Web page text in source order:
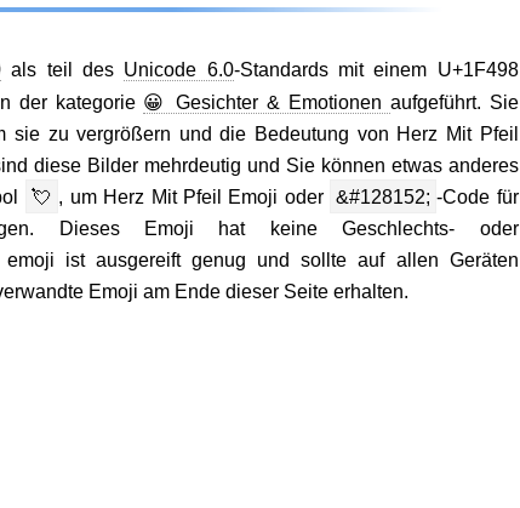
als teil des Unicode 6.0-Standards mit einem U+1F498
der kategorie 😀 Gesichter & Emotionen aufgeführt. Sie
sie zu vergrößern und die Bedeutung von Herz Mit Pfeil
diese Bilder mehrdeutig und Sie können etwas anderes
💘 , um Herz Mit Pfeil Emoji oder &#128152; -Code für
Dieses Emoji hat keine Geschlechts- oder
emoji ist ausgereift genug und sollte auf allen Geräten
Emoji am Ende dieser Seite erhalten.